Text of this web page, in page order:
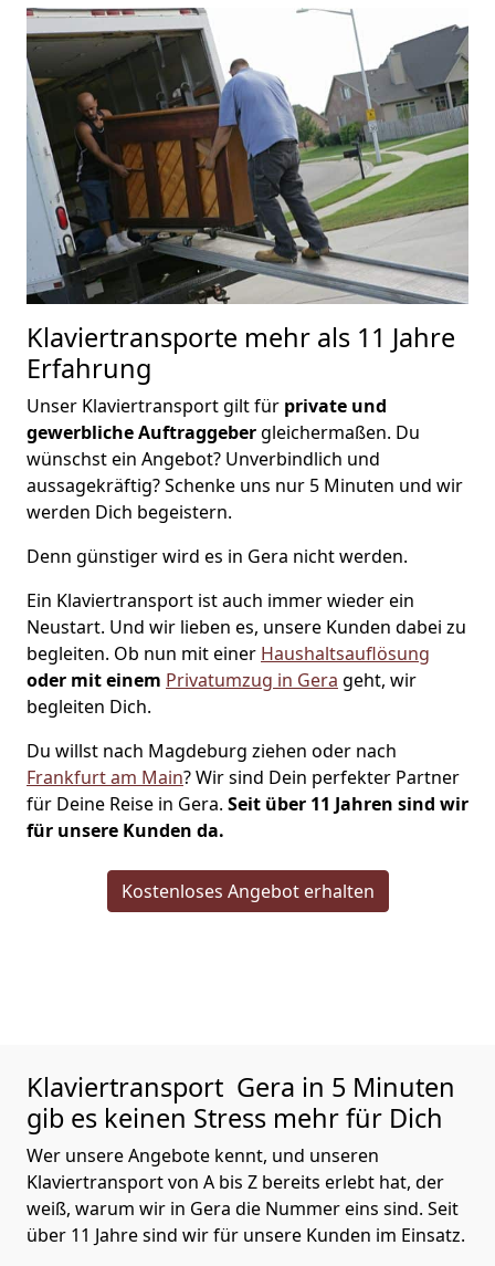
Klaviertransporte mehr als 11 Jahre
Erfahrung
Unser Klaviertransport gilt für private und
gewerbliche Auftraggebergleichermaßen. Du
wünschst ein Angebot? Unverbindlich und
aussagekräftig? Schenke uns nur 5 Minuten und wir
werden Dich begeistern.
Denn günstiger wird es in Gera nicht werden.
Ein Klaviertransport ist auch immer wieder ein
Neustart. Und wir lieben es, unsere Kunden dabei zu
begleiten. Ob nun mit einer Haushaltsauflösung
oder mit einem Privatumzug in Gera geht, wir
begleiten Dich.
Du willst nach Magdeburg ziehen oder nach
Frankfurt am Main? Wir sind Dein perfekter Partner
für Deine Reise in Gera. Seit über 11 Jahren sind wir
für unsere Kunden da.
Kostenloses Angebot erhalten
Klaviertransport Gera in 5 Minuten
gib es keinen Stress mehr für Dich
Wer unsere Angebote kennt, und unseren
Klaviertransport von A bis Z bereits erlebt hat, der
weiß, warum wir in Gera die Nummer eins sind. Seit
über 11 Jahre sind wir für unsere Kunden im Einsatz.